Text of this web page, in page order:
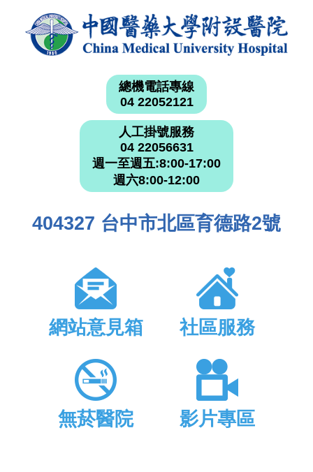
總機電話專線
04 22052121
人工掛號服務
04 22056631
週一至週五:8:00-17:00
週六8:00-12:00
404327 台中市北區育德路2號
網站意見箱 社區服務
無菸醫院 影片專區